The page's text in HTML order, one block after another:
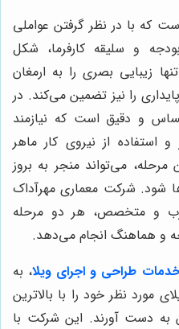
که با در نظر گرفتن عواملی
و سلیقه کارفرما، شکل
زیبایی بصری را به ارمغان
را نیز تضمین می‌کند. در
و دقیق است که نیازمند
از نیروی کار ماهر
می‌تواند منجر به بروز
شود. شرکت معماری مهرآداک
و متخصص، هر دو مرحله
و هماهنگ انجام می‌دهد.
طراحی و اجرای ویلا، به
مورد نظر خود را با بالاترین
به دست آورند. این شرکت با